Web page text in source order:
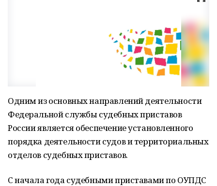
Одним из основных направлений деятельности
Федеральной службы судебных приставов
России является обеспечение установленного
порядка деятельности судов и территориальных
отделов судебных приставов.
С начала года судебными приставами по ОУПДС